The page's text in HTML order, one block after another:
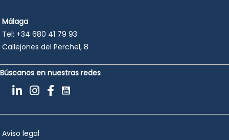
Málaga
Tel: +34 680 41 79 93
Callejones del Perchel, 8
Búscanos en nuestras redes
Aviso legal